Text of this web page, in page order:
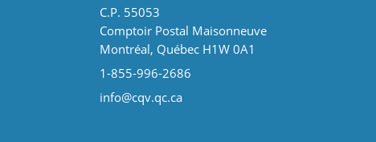
C.P. 55053
Comptoir Postal Maisonneuve
Montréal, Québec H1W 0A1
1-855-996-2686
info@cqv.qc.ca